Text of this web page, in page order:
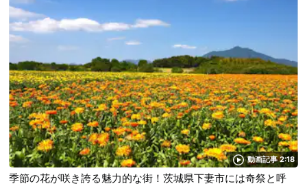
動画記事 2:18
季節の花が咲き誇る魅力的な街！茨城県下妻市には奇祭と呼